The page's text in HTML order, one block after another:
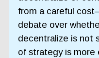
from a careful
debate over
decentralize is not
of strategy is